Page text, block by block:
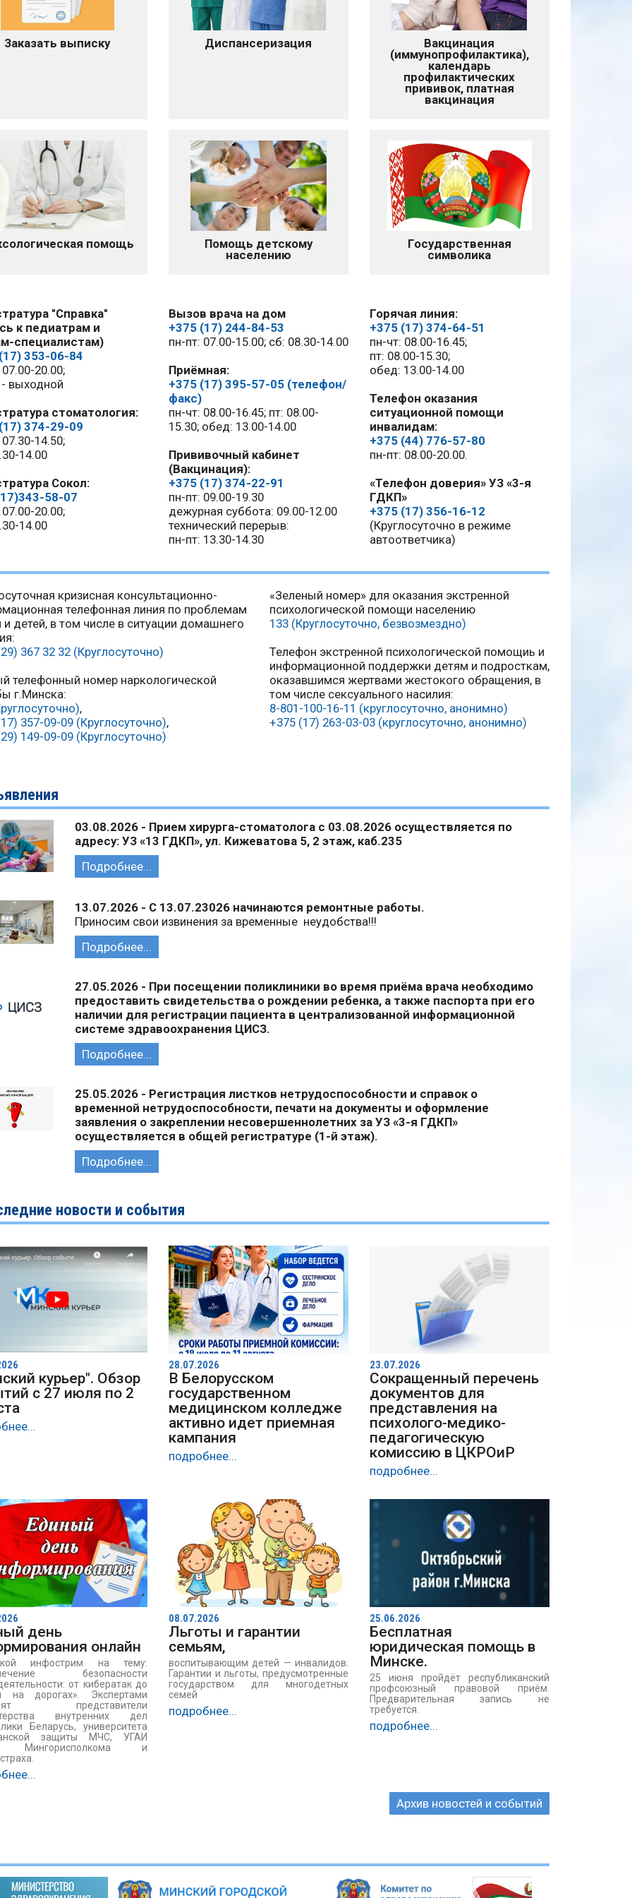
Заказать выписку Диспансеризация
Вакцинация
(иммунопрофилактика),
календарь
профилактических
прививок, платная
вакцинация
помощь
Помощь детскому
населению
Государственная
символика
"Справка"
к педиатрам и
специалистам)
353-06-84
20.00;
- выходной
стоматология:
374-29-09
14.50;
14.00
Сокол:
58-07
20.00;
14.00
Вызов врача на дом
+375 (17) 244-84-53
пн-пт: 07.00-15.00; сб: 08.30-14.00
Приёмная:
+375 (17) 395-57-05 (телефон/
факс)
пн-чт: 08.00-16.45; пт: 08.00-
15.30; обед: 13.00-14.00
Прививочный кабинет
(Вакцинация):
+375 (17) 374-22-91
пн-пт: 09.00-19.30
дежурная суббота: 09.00-12.00
технический перерыв:
пн-пт: 13.30-14.30
Горячая линия:
+375 (17) 374-64-51
пн-чт: 08.00-16.45;
пт: 08.00-15.30;
обед: 13.00-14.00
Телефон оказания
ситуационной помощи
инвалидам:
+375 (44) 776-57-80
пн-пт: 08.00-20.00.
«Телефон доверия» УЗ «3-я
ГДКП»
+375 (17) 356-16-12
(Круглосуточно в режиме
автоответчика)
кризисная консультационно-
телефонная линия по проблемам
и детей, в том числе в ситуации домашнего
367 32 32 (Круглосуточно)
телефонный номер наркологической
г.Минска:
,
357-09-09 (Круглосуточно),
149-09-09 (Круглосуточно)
«Зеленый номер» для оказания экстренной
психологической помощи населению
133 (Круглосуточно, безвозмездно)
Телефон экстренной психологической помощиь и
информационной поддержки детям и подросткам,
оказавшимся жертвами жестокого обращения, в
том числе сексуального насилия:
8-801-100-16-11 (круглосуточно, анонимно)
+375 (17) 263-03-03 (круглосуточно, анонимно)
03.08.2026 - Прием хирурга-стоматолога с 03.08.2026 осуществляется по
адресу: УЗ «13 ГДКП», ул. Кижеватова 5, 2 этаж, каб.235
Подробнее...
13.07.2026 - С 13.07.23026 начинаются ремонтные работы.
Приносим свои извинения за временные неудобства!!!
Подробнее...
27.05.2026 - При посещении поликлиники во время приёма врача необходимо
предоставить свидетельства о рождении ребенка, а также паспорта при его
наличии для регистрации пациента в централизованной информационной
системе здравоохранения ЦИСЗ.
Подробнее...
25.05.2026 - Регистрация листков нетрудоспособности и справок о
временной нетрудоспособности, печати на документы и оформление
заявления о закреплении несовершеннолетних за УЗ «3-я ГДКП»
осуществляется в общей регистратуре (1-й этаж).
Подробнее...
новости и события
курьер". Обзор
с 27 июля по 2
28.07.2026
В Белорусском
государственном
медицинском колледже
активно идет приемная
кампания
подробнее...
23.07.2026
Сокращенный перечень
документов для
представления на
психолого-медико-
педагогическую
комиссию в ЦКРОиР
подробнее...
день
онлайн
инфострим на тему:
безопасности
от кибератак до
на дорогах». Экспертами
представители
внутренних дел
Беларусь, университета
защиты МЧС, УГАИ
Мингорисполкома и
08.07.2026
Льготы и гарантии
семьям,
воспитывающим детей — инвалидов.
Гарантии и льготы, предусмотренные
государством для многодетных
семей
подробнее...
25.06.2026
Бесплатная
юридическая помощь в
Минске.
25 июня пройдёт республиканский
профсоюзный правовой приём.
Предварительная запись не
требуется.
подробнее...
Архив новостей и событий